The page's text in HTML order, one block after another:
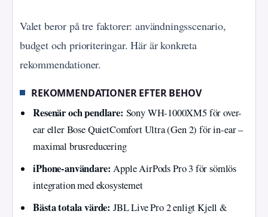
Valet beror på tre faktorer: användningsscenario,
budget och prioriteringar. Här är konkreta
rekommendationer.
REKOMMENDATIONER EFTER BEHOV
Resenär och pendlare: Sony WH-1000XM5 för over-
ear eller Bose QuietComfort Ultra (Gen 2) för in-ear –
maximal brusreducering
iPhone-användare: Apple AirPods Pro 3 för sömlös
integration med ekosystemet
Bästa totala värde: JBL Live Pro 2 enligt Kjell &